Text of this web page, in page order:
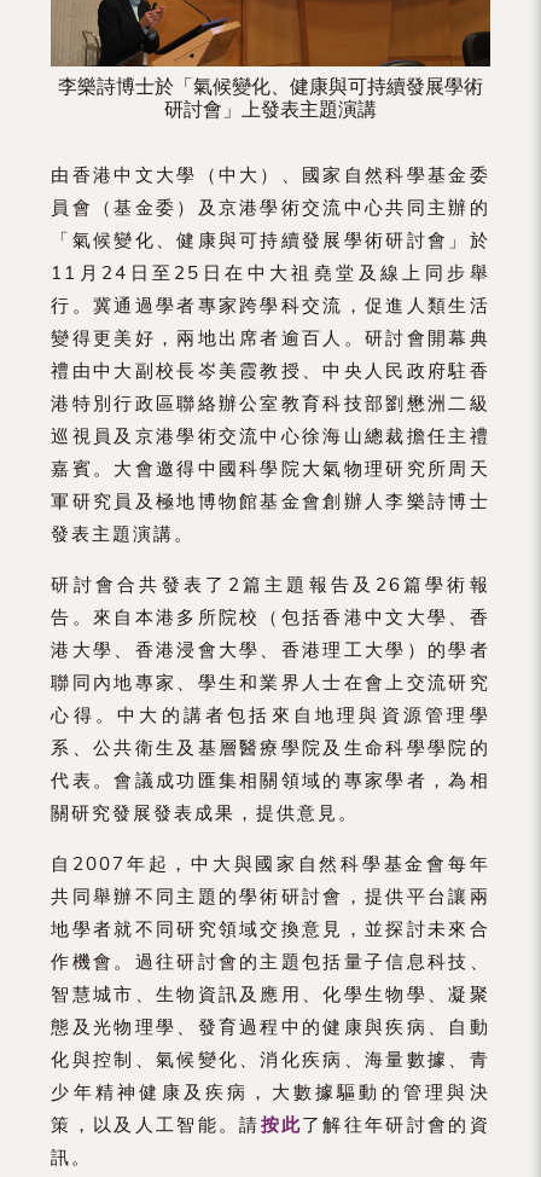
李樂詩博士於「氣候變化、健康與可持續發展學術
研討會」上發表主題演講
由香港中文大學（中大）、國家自然科學基金委
員會（基金委）及京港學術交流中心共同主辦的
「氣候變化、健康與可持續發展學術研討會」於
11月24日至25日在中大祖堯堂及線上同步舉
行。冀通過學者專家跨學科交流，促進人類生活
變得更美好，兩地出席者逾百人。研討會開幕典
禮由中大副校長岑美霞教授、中央人民政府駐香
港特別行政區聯絡辦公室教育科技部劉懋洲二級
巡視員及京港學術交流中心徐海山總裁擔任主禮
嘉賓。大會邀得中國科學院大氣物理研究所周天
軍研究員及極地博物館基金會創辦人李樂詩博士
發表主題演講。
研討會合共發表了2篇主題報告及26篇學術報
告。來自本港多所院校（包括香港中文大學、香
港大學、香港浸會大學、香港理工大學）的學者
聯同內地專家、學生和業界人士在會上交流研究
心得。中大的講者包括來自地理與資源管理學
系、公共衛生及基層醫療學院及生命科學學院的
代表。會議成功匯集相關領域的專家學者，為相
關研究發展發表成果，提供意見。
自2007年起，中大與國家自然科學基金會每年
共同舉辦不同主題的學術研討會，提供平台讓兩
地學者就不同研究領域交換意見，並探討未來合
作機會。過往研討會的主題包括量子信息科技、
智慧城市、生物資訊及應用、化學生物學、凝聚
態及光物理學、發育過程中的健康與疾病、自動
化與控制、氣候變化、消化疾病、海量數據、青
少年精神健康及疾病，大數據驅動的管理與決
策，以及人工智能。請按此了解往年研討會的資
訊。